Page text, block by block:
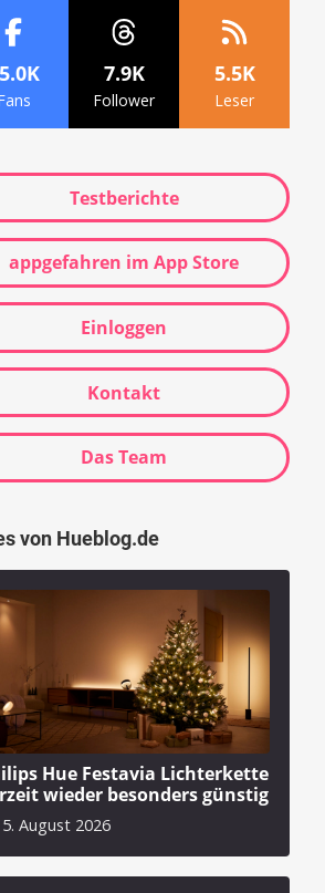
7.9K
Follower
5.5K
Leser
Testberichte
appgefahren im App Store
Einloggen
Kontakt
Das Team
von Hueblog.de
Hue Festavia Lichterkette
wieder besonders günstig
5. August 2026